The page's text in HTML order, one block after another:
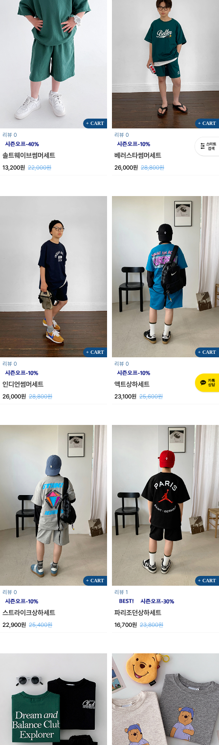
+ CART
리뷰 0
솔트웨이브썸머세트
13,200원 22,000원
+ CART
리뷰 0
베러스타썸머세트
26,000원 28,800원
+ CART
리뷰 0
인디언썸머세트
26,000원 28,800원
+ CART
리뷰 0
액트상하세트
23,100원 25,600원
+ CART
리뷰 0
스트라이크상하세트
22,900원 25,400원
+ CART
리뷰 1
파리조던상하세트
16,700원 23,800원